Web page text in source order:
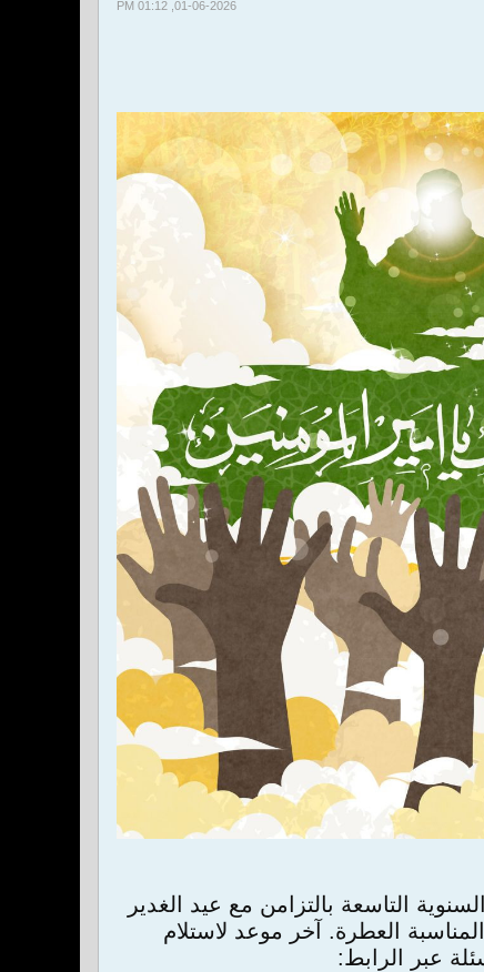
01-06-2026, 01:12 PM
التاسعة بالتزامن مع عيد الغدير
العطرة. آخر موعد لاستلام